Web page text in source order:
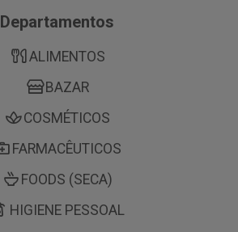
Departamentos
ALIMENTOS
BAZAR
COSMÉTICOS
FARMACÊUTICOS
FOODS (SECA)
HIGIENE PESSOAL